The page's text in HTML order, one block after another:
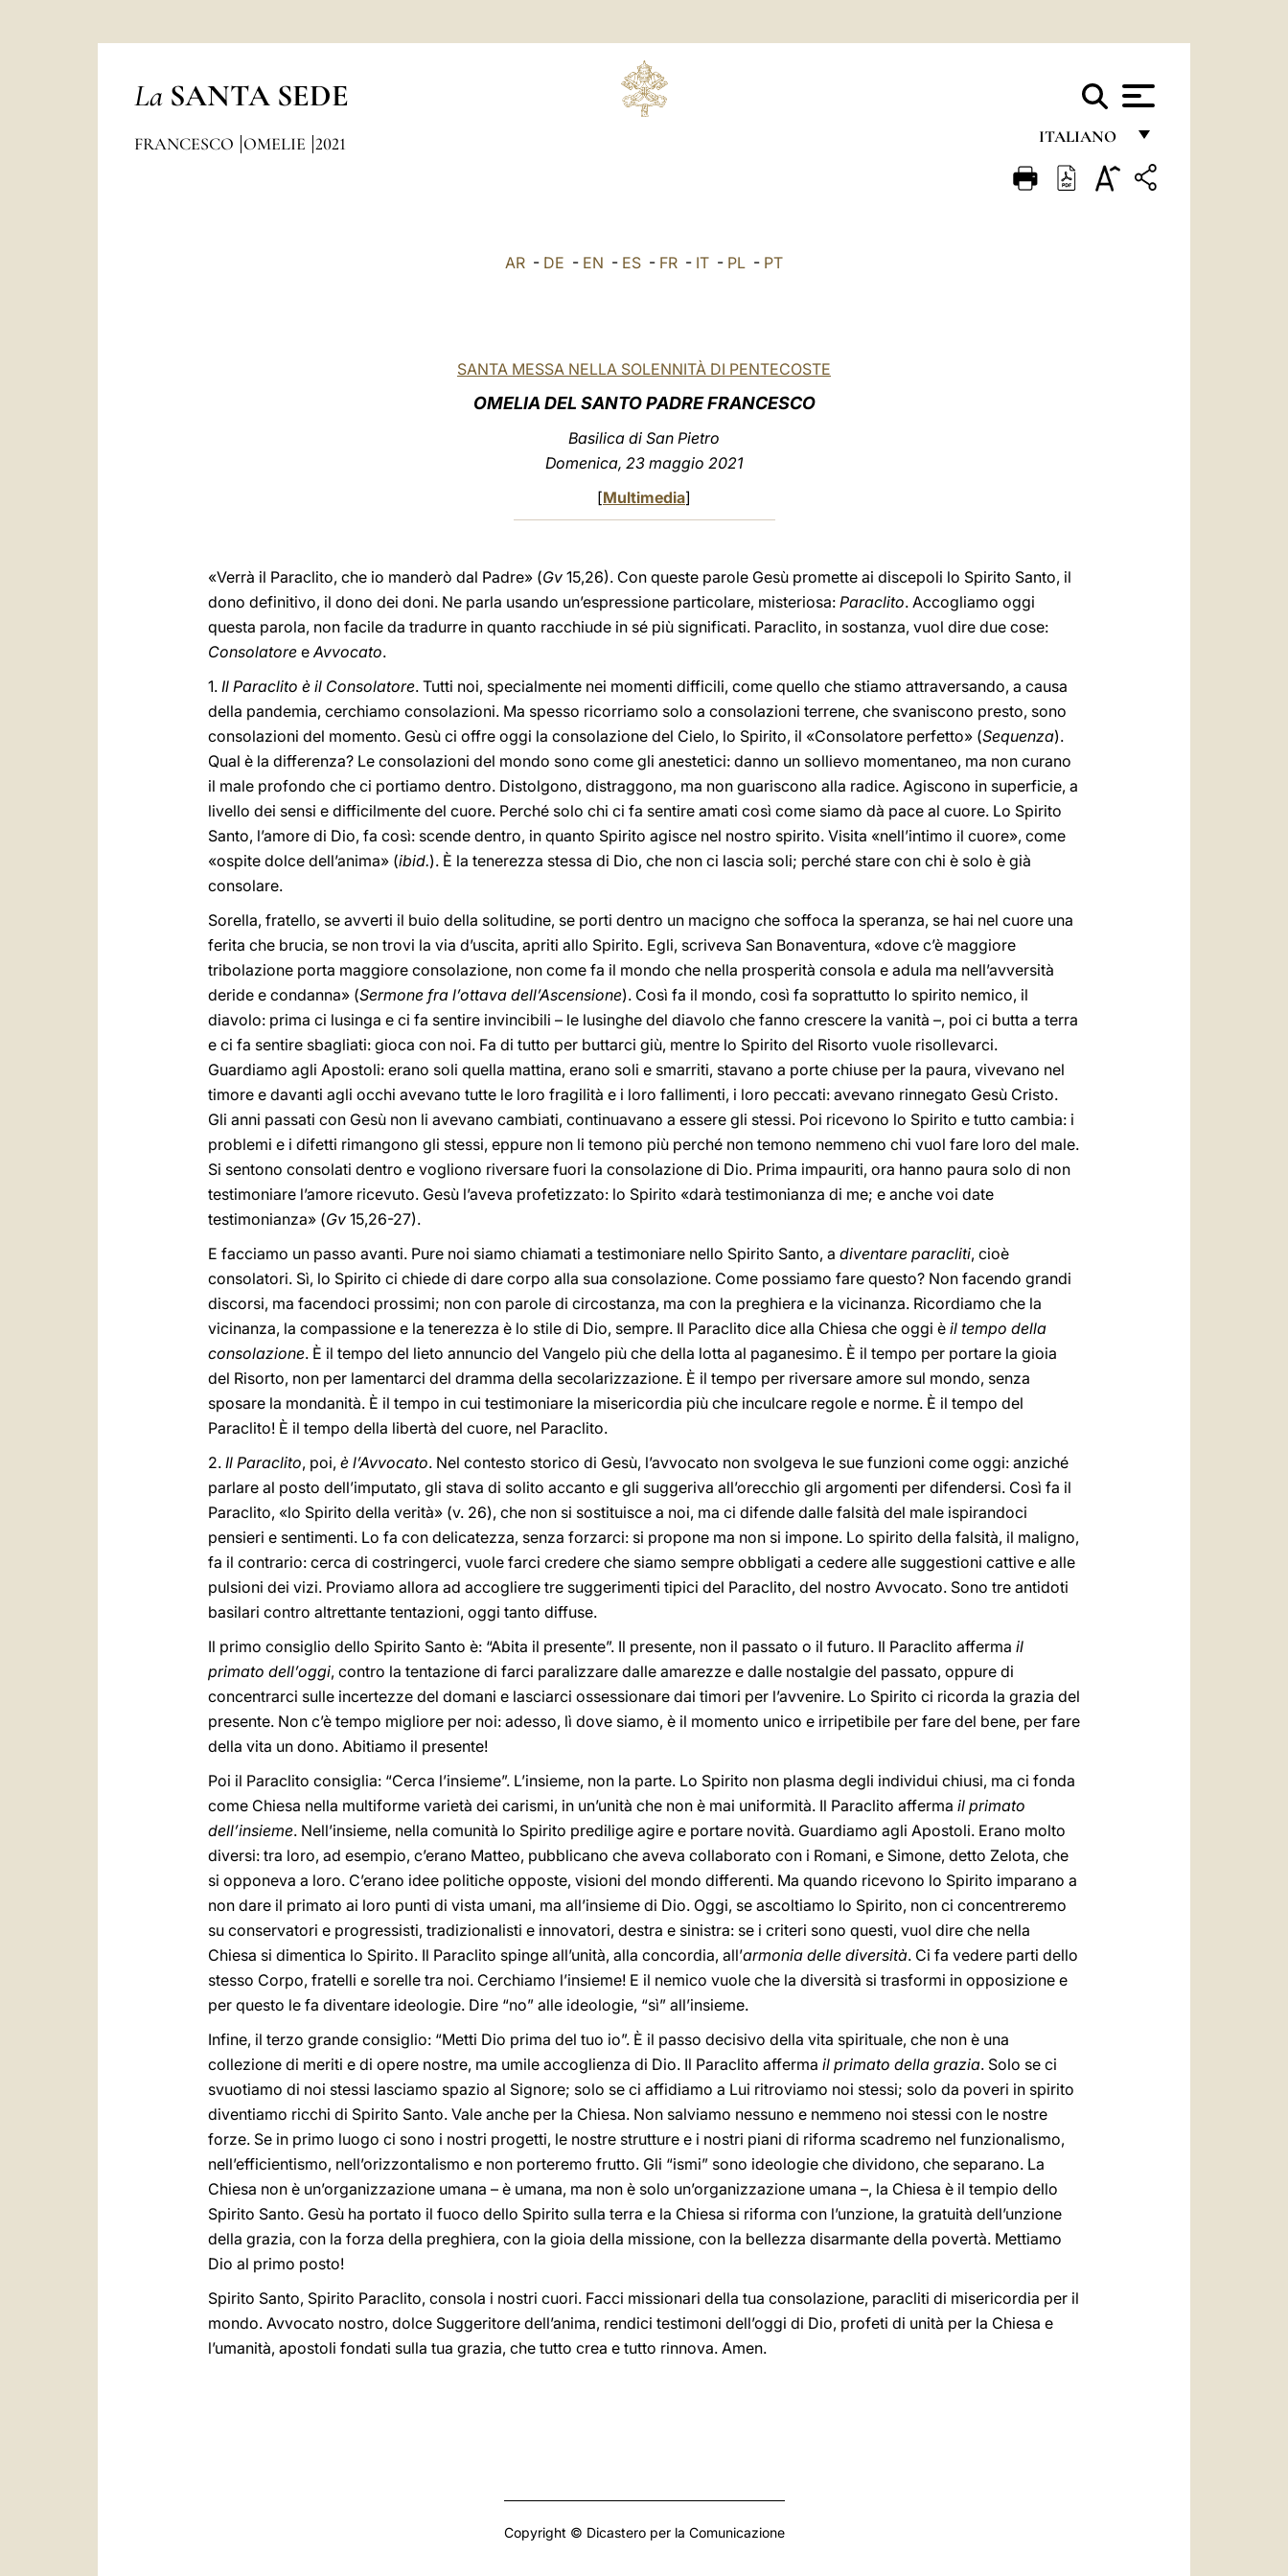
La SANTA SEDE
ITALIANO
FRANÇAIS
FRANCESCO OMELIE 2021
AR - DE - EN - ES - FR - IT - PL - PT
SANTA MESSA NELLA SOLENNITÀ DI PENTECOSTE
OMELIA DEL SANTO PADRE FRANCESCO
Basilica di San Pietro
Domenica, 23 maggio 2021
[Multimedia]
«Verrà il Paraclito, che io manderò dal Padre» (Gv 15,26). Con queste parole Gesù promette ai discepoli lo Spirito Santo, il
dono definitivo, il dono dei doni. Ne parla usando un’espressione particolare, misteriosa: Paraclito. Accogliamo oggi
questa parola, non facile da tradurre in quanto racchiude in sé più significati. Paraclito, in sostanza, vuol dire due cose:
Consolatore eAvvocato.
1. Il Paraclito è il Consolatore. Tutti noi, specialmente nei momenti difficili, come quello che stiamo attraversando, a causa
della pandemia, cerchiamo consolazioni. Ma spesso ricorriamo solo a consolazioni terrene, che svaniscono presto, sono
consolazioni del momento. Gesù ci offre oggi la consolazione del Cielo, lo Spirito, il «Consolatore perfetto» (Sequenza).
Qual è la differenza? Le consolazioni del mondo sono come gli anestetici: danno un sollievo momentaneo, ma non curano
il male profondo che ci portiamo dentro. Distolgono, distraggono, ma non guariscono alla radice. Agiscono in superficie, a
livello dei sensi e difficilmente del cuore. Perché solo chi ci fa sentire amati così come siamo dà pace al cuore. Lo Spirito
Santo, l’amore di Dio, fa così: scende dentro, in quanto Spirito agisce nel nostro spirito. Visita «nell’intimo il cuore», come
«ospite dolce dell’anima» (ibid.). È la tenerezza stessa di Dio, che non ci lascia soli; perché stare con chi è solo è già
consolare.
Sorella, fratello, se avverti il buio della solitudine, se porti dentro un macigno che soffoca la speranza, se hai nel cuore una
ferita che brucia, se non trovi la via d’uscita, apriti allo Spirito. Egli, scriveva San Bonaventura, «dove c’è maggiore
tribolazione porta maggiore consolazione, non come fa il mondo che nella prosperità consola e adula ma nell’avversità
deride e condanna» (Sermone fra l’ottava dell’Ascensione). Così fa il mondo, così fa soprattutto lo spirito nemico, il
diavolo: prima ci lusinga e ci fa sentire invincibili – le lusinghe del diavolo che fanno crescere la vanità –, poi ci butta a terra
e ci fa sentire sbagliati: gioca con noi. Fa di tutto per buttarci giù, mentre lo Spirito del Risorto vuole risollevarci.
Guardiamo agli Apostoli: erano soli quella mattina, erano soli e smarriti, stavano a porte chiuse per la paura, vivevano nel
timore e davanti agli occhi avevano tutte le loro fragilità e i loro fallimenti, i loro peccati: avevano rinnegato Gesù Cristo.
Gli anni passati con Gesù non li avevano cambiati, continuavano a essere gli stessi. Poi ricevono lo Spirito e tutto cambia: i
problemi e i difetti rimangono gli stessi, eppure non li temono più perché non temono nemmeno chi vuol fare loro del male.
Si sentono consolati dentro e vogliono riversare fuori la consolazione di Dio. Prima impauriti, ora hanno paura solo di non
testimoniare l’amore ricevuto. Gesù l’aveva profetizzato: lo Spirito «darà testimonianza di me; e anche voi date
testimonianza» (Gv 15,26-27).
E facciamo un passo avanti. Pure noi siamo chiamati a testimoniare nello Spirito Santo, a diventare paracliti, cioè
consolatori. Sì, lo Spirito ci chiede di dare corpo alla sua consolazione. Come possiamo fare questo? Non facendo grandi
discorsi, ma facendoci prossimi; non con parole di circostanza, ma con la preghiera e la vicinanza. Ricordiamo che la
vicinanza, la compassione e la tenerezza è lo stile di Dio, sempre. Il Paraclito dice alla Chiesa che oggi è il tempo della
consolazione. È il tempo del lieto annuncio del Vangelo più che della lotta al paganesimo. È il tempo per portare la gioia
del Risorto, non per lamentarci del dramma della secolarizzazione. È il tempo per riversare amore sul mondo, senza
sposare la mondanità. È il tempo in cui testimoniare la misericordia più che inculcare regole e norme. È il tempo del
Paraclito! È il tempo della libertà del cuore, nel Paraclito.
2. Il Paraclito, poi, è l’Avvocato. Nel contesto storico di Gesù, l’avvocato non svolgeva le sue funzioni come oggi: anziché
parlare al posto dell’imputato, gli stava di solito accanto e gli suggeriva all’orecchio gli argomenti per difendersi. Così fa il
Paraclito, «lo Spirito della verità» (v. 26), che non si sostituisce a noi, ma ci difende dalle falsità del male ispirandoci
pensieri e sentimenti. Lo fa con delicatezza, senza forzarci: si propone ma non si impone. Lo spirito della falsità, il maligno,
fa il contrario: cerca di costringerci, vuole farci credere che siamo sempre obbligati a cedere alle suggestioni cattive e alle
pulsioni dei vizi. Proviamo allora ad accogliere tre suggerimenti tipici del Paraclito, del nostro Avvocato. Sono tre antidoti
basilari contro altrettante tentazioni, oggi tanto diffuse.
Il primo consiglio dello Spirito Santo è: “Abita il presente”. Il presente, non il passato o il futuro. Il Paraclito afferma il
primato dell’oggi, contro la tentazione di farci paralizzare dalle amarezze e dalle nostalgie del passato, oppure di
concentrarci sulle incertezze del domani e lasciarci ossessionare dai timori per l’avvenire. Lo Spirito ci ricorda la grazia del
presente. Non c’è tempo migliore per noi: adesso, lì dove siamo, è il momento unico e irripetibile per fare del bene, per fare
della vita un dono. Abitiamo il presente!
Poi il Paraclito consiglia: “Cerca l’insieme”. L’insieme, non la parte. Lo Spirito non plasma degli individui chiusi, ma ci fonda
come Chiesa nella multiforme varietà dei carismi, in un’unità che non è mai uniformità. Il Paraclito afferma il primato
dell’insieme. Nell’insieme, nella comunità lo Spirito predilige agire e portare novità. Guardiamo agli Apostoli. Erano molto
diversi: tra loro, ad esempio, c’erano Matteo, pubblicano che aveva collaborato con i Romani, e Simone, detto Zelota, che
si opponeva a loro. C’erano idee politiche opposte, visioni del mondo differenti. Ma quando ricevono lo Spirito imparano a
non dare il primato ai loro punti di vista umani, ma all’insieme di Dio. Oggi, se ascoltiamo lo Spirito, non ci concentreremo
su conservatori e progressisti, tradizionalisti e innovatori, destra e sinistra: se i criteri sono questi, vuol dire che nella
Chiesa si dimentica lo Spirito. Il Paraclito spinge all’unità, alla concordia, all’armonia delle diversità. Ci fa vedere parti dello
stesso Corpo, fratelli e sorelle tra noi. Cerchiamo l’insieme! E il nemico vuole che la diversità si trasformi in opposizione e
per questo le fa diventare ideologie. Dire “no” alle ideologie, “sì” all’insieme.
Infine, il terzo grande consiglio: “Metti Dio prima del tuo io”. È il passo decisivo della vita spirituale, che non è una
collezione di meriti e di opere nostre, ma umile accoglienza di Dio. Il Paraclito afferma il primato della grazia. Solo se ci
svuotiamo di noi stessi lasciamo spazio al Signore; solo se ci affidiamo a Lui ritroviamo noi stessi; solo da poveri in spirito
diventiamo ricchi di Spirito Santo. Vale anche per la Chiesa. Non salviamo nessuno e nemmeno noi stessi con le nostre
forze. Se in primo luogo ci sono i nostri progetti, le nostre strutture e i nostri piani di riforma scadremo nel funzionalismo,
nell’efficientismo, nell’orizzontalismo e non porteremo frutto. Gli “ismi” sono ideologie che dividono, che separano. La
Chiesa non è un’organizzazione umana – è umana, ma non è solo un’organizzazione umana –, la Chiesa è il tempio dello
Spirito Santo. Gesù ha portato il fuoco dello Spirito sulla terra e la Chiesa si riforma con l’unzione, la gratuità dell’unzione
della grazia, con la forza della preghiera, con la gioia della missione, con la bellezza disarmante della povertà. Mettiamo
Dio al primo posto!
Spirito Santo, Spirito Paraclito, consola i nostri cuori. Facci missionari della tua consolazione, paracliti di misericordia per il
mondo. Avvocato nostro, dolce Suggeritore dell’anima, rendici testimoni dell’oggi di Dio, profeti di unità per la Chiesa e
l’umanità, apostoli fondati sulla tua grazia, che tutto crea e tutto rinnova. Amen.
Copyright © Dicastero per la Comunicazione